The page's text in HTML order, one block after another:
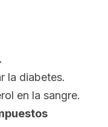
la diabetes.
en la sangre.